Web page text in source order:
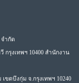
ำกัด
รุงเทพฯ 10400 สำนักงาน
ขตบึงกุ่ม จ.กรุงเทพฯ 10240